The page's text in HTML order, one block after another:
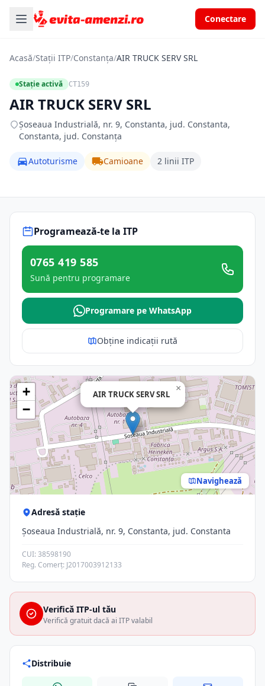
Conectare
Acasă/Stații ITP/Constanța/AIR TRUCK SERV SRL
Stație activă CT159
AIR TRUCK SERV SRL
Șoseaua Industrială, nr. 9, Constanta, jud. Constanta,
Constanta, jud. Constanța
Autoturisme Camioane 2 linii ITP
Programează-te la ITP
0765 419 585
Sună pentru programare
Programare pe WhatsApp
Obține indicații rută
AIR TRUCK SERV SRL
×
+
−
Navighează
Adresă stație
Șoseaua Industrială, nr. 9, Constanta, jud. Constanta
CUI: 38598190
Reg. Comerț: J2017003912133
Verifică ITP-ul tău
Verifică gratuit dacă ai ITP valabil
Distribuie